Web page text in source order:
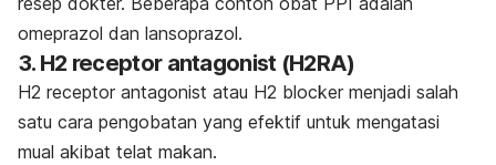
omeprazol dan lansoprazol.
3. H2 receptor antagonist (H2RA)
H2 receptor antagonist atau H2 blocker menjadi salah
satu cara pengobatan yang efektif untuk mengatasi
mual akibat telat makan.